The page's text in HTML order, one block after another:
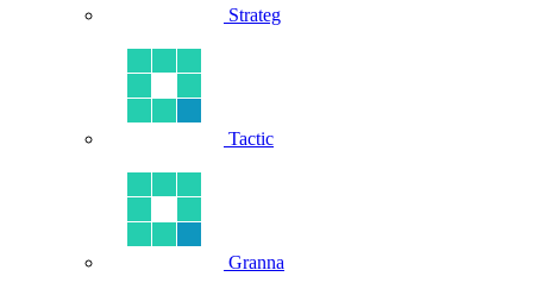
Strateg
Tactic
Granna